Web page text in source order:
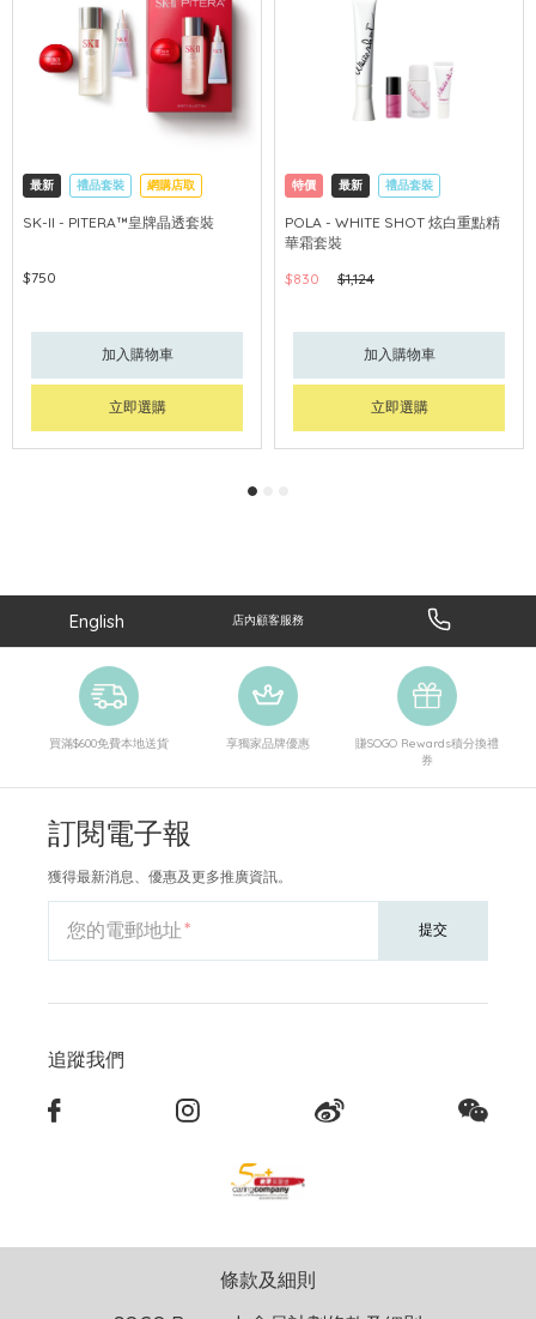
最新 禮品套裝 網購店取
可中國內地配送
SK-II - PITERA™皇牌晶透套裝
$750
加入購物車
立即選購
特價 最新 禮品套裝
網購店取 可中國內地配送
POLA - WHITE SHOT 炫白重點精
華霜套裝
$830
$1,124
加入購物車
立即選購
English 店內顧客服務
買滿$600免費本地送貨 享獨家品牌優惠
賺SOGO Rewards積分換禮
券
訂閱電子報
獲得最新消息、優惠及更多推廣資訊。
您的電郵地址 提交
追蹤我們
條款及細則